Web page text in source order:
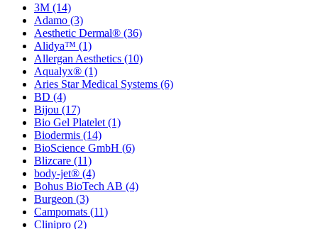
3M (14)
Adamo (3)
Aesthetic Dermal® (36)
Alidya™ (1)
Allergan Aesthetics (10)
Aqualyx® (1)
Aries Star Medical Systems (6)
BD (4)
Bijou (17)
Bio Gel Platelet (1)
Biodermis (14)
BioScience GmbH (6)
Blizcare (11)
body-jet® (4)
Bohus BioTech AB (4)
Burgeon (3)
Campomats (11)
Clinipro (2)